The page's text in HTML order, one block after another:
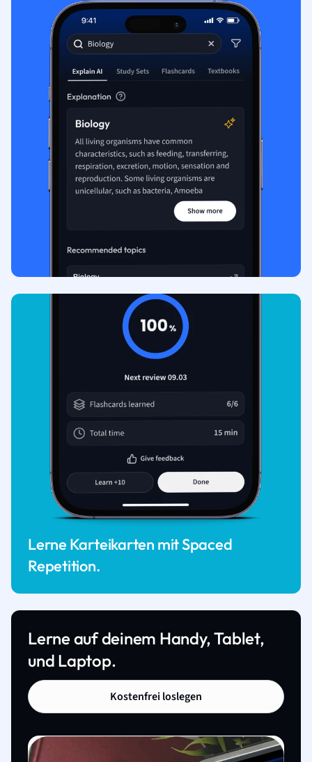
Lerne Karteikarten mit Spaced
Repetition.
Lerne auf deinem Handy, Tablet,
und Laptop.
Kostenfrei loslegen